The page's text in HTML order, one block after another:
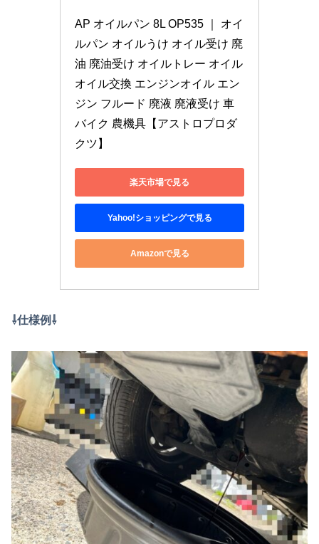
AP オイルパン 8L OP535 ｜ オイ
ルパン オイルうけ オイル受け 廃
油 廃油受け オイルトレー オイル
オイル交換 エンジンオイル エン
ジン フルード 廃液 廃液受け 車
バイク 農機具【アストロプロダ
クツ】
楽天市場で見る
Yahoo!ショッピングで見る
Amazonで見る
⇩仕様例⇩